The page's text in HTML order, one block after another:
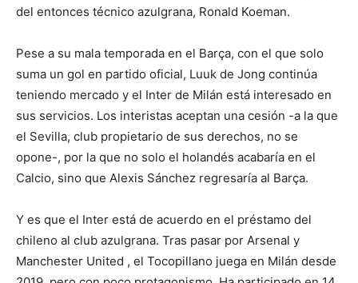
del entonces técnico azulgrana, Ronald Koeman.
Pese a su mala temporada en el Barça, con el que solo
suma un gol en partido oficial, Luuk de Jong continúa
teniendo mercado y el Inter de Milán está interesado en
sus servicios. Los interistas aceptan una cesión -a la que
el Sevilla, club propietario de sus derechos, no se
opone-, por la que no solo el holandés acabaría en el
Calcio, sino que Alexis Sánchez regresaría al Barça.
Y es que el Inter está de acuerdo en el préstamo del
chileno al club azulgrana. Tras pasar por Arsenal y
Manchester United , el Tocopillano juega en Milán desde